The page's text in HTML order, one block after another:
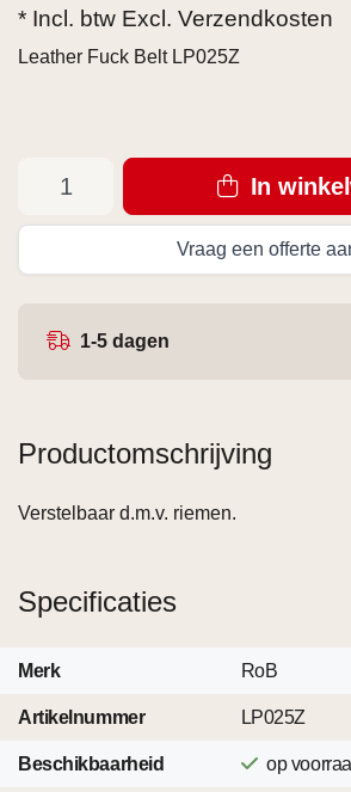
* Incl. btw Excl. Verzendkosten
Leather Fuck Belt LP025Z
In
Vraag een offerte
1-5 dagen
Productomschrijving
Verstelbaar d.m.v. riemen.
Specificaties
Merk RoB
Artikelnummer LP025Z
Beschikbaarheid op